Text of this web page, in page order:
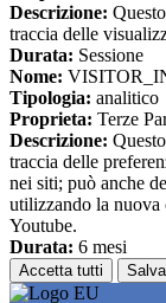
Descrizione:
traccia delle
Durata: Sessione
Nome:
Tipologia: analitico
Proprieta: Terze
Descrizione:
traccia delle
nei siti; può anche
utilizzando la nuova
Youtube.
Durata: 6 mesi
Accetta tutti